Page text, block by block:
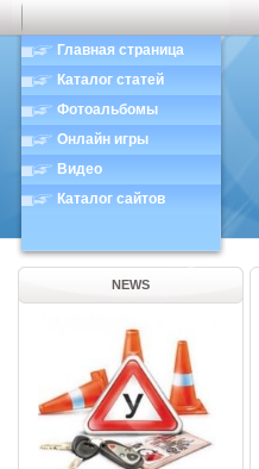
Главная страница
Каталог статей
Фотоальбомы
Онлайн игры
Видео
Каталог сайтов
NEWS